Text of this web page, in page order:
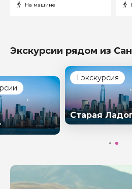
На машине
Экскурсии рядом из
1 экскурсия
Старая